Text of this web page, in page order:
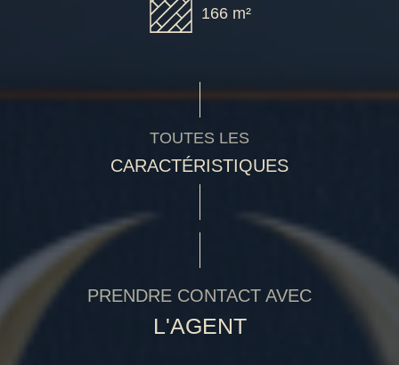
166 m²
TOUTES LES
CARACTÉRISTIQUES
PRENDRE CONTACT AVEC
L'AGENT